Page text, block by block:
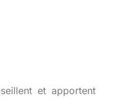
et apportent